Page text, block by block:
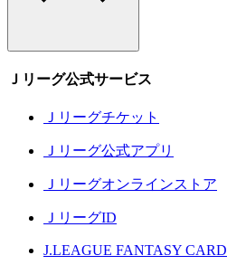
Ｊリーグ公式サービス
Ｊリーグチケット
Ｊリーグ公式アプリ
Ｊリーグオンラインストア
ＪリーグID
J.LEAGUE FANTASY CARD